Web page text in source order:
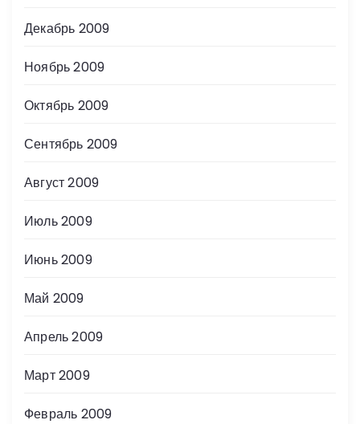
Декабрь 2009
Ноябрь 2009
Октябрь 2009
Сентябрь 2009
Август 2009
Июль 2009
Июнь 2009
Май 2009
Апрель 2009
Март 2009
Февраль 2009